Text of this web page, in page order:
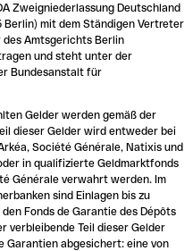
Zweigniederlassung Deutschland
Berlin) mit dem Ständigen Vertreter
Amtsgerichts Berlin
und steht unter der
Bundesanstalt für
Gelder werden gemäß der
dieser Gelder wird entweder bei
Société Générale, Natixis und
in qualifizierte Geldmarktfonds
Générale verwahrt werden. Im
sind Einlagen bis zu
Fonds de Garantie des Dépôts
verbleibende Teil dieser Gelder
Garantien abgesichert: eine von